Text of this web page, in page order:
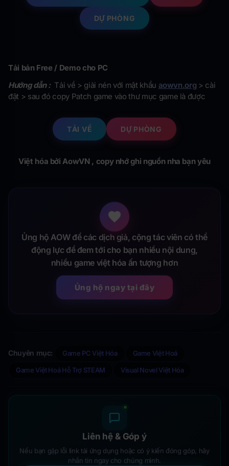
DỰ PHÒNG
Tải bản Free / Demo cho PC
Hướng dẫn : Tải về > giải nén với mật khẩu aowvn.org> cài
đặt > sau đó copy Patch game vào thư mục game là được
TẢI VỀ DỰ PHÒNG
Việt hóa bởi AowVN , copy nhớ ghi nguồn nha bạn yêu
Ủng hộ AOW để các dịch giả, cộng tác viên có thể
động lực để đem tới cho bạn nhiều nội dung,
nhiều game việt hóa ấn tượng hơn
Ủng hộ ngay tại đây
Chuyên mục: Game PC Việt Hóa Game Việt Hoá
Game Việt Hoá Hỗ Trợ STEAM Visual Novel Việt Hóa
Liên hệ & Góp ý
Nếu bạn gặp lỗi link tải ứng dụng hoặc có ý kiến đóng góp, hãy
nhắn tin ngay cho chúng mình.